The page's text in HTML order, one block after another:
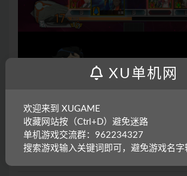
XU单机网
欢迎来到 XUGAME
收藏网站按（Ctrl+D）避免迷路
单机游戏交流群：962234327
搜索游戏输入关键词即可，避免游戏名字